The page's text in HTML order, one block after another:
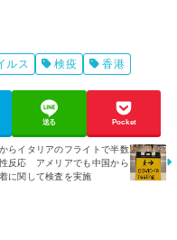
ルス 検疫 香港
送る Pocket
らイタリアのフライトで半数
反応 アメリアでも中国から
に関して検査を実施